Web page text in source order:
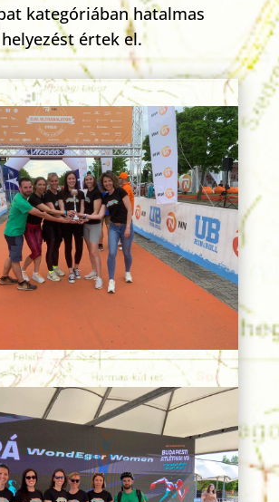
kategóriában hatalmas
értek el.